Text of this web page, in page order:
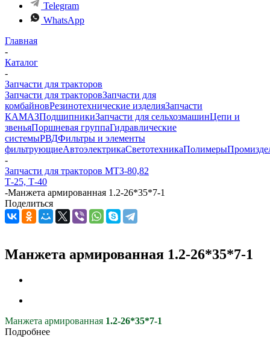
Telegram
WhatsApp
Главная
-
Каталог
-
Запчасти для тракторов
Запчасти для тракторовЗапчасти для
комбайновРезинотехнические изделияЗапчасти
КАМАЗПодшипникиЗапчасти для сельхозмашинЦепи и
звеньяПоршневая группаГидравлические
системыРВДФильтры и элементы
фильтрующиеАвтоэлектрикаСветотехникаПолимеры
-
Запчасти для тракторов МТЗ-80,82
Т-25, Т-40
-Манжета армированная 1.2-26*35*7-1
Поделиться
Манжета армированная 1.2-26*35*7-1
Манжета армированная 1.2-26*35*7-1
Подробнее